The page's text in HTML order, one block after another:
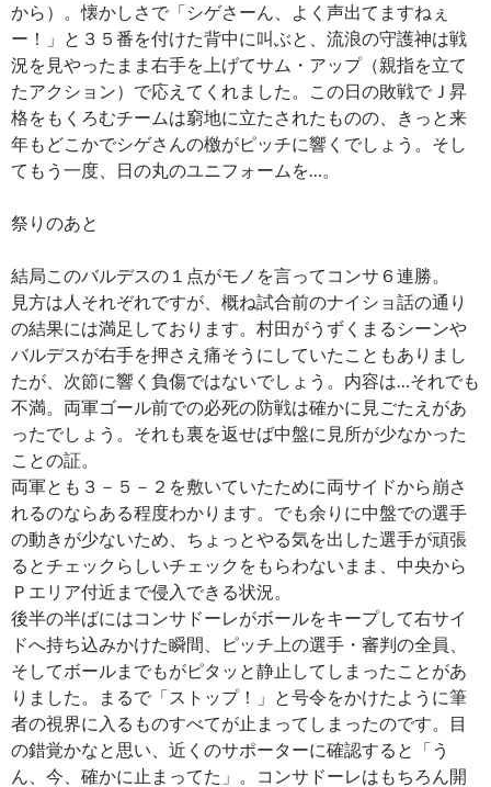
から）。懐かしさで「シゲさーん、よく声出てますねぇ
ー！」と３５番を付けた背中に叫ぶと、流浪の守護神は戦
況を見やったまま右手を上げてサム・アップ（親指を立て
たアクション）で応えてくれました。この日の敗戦でＪ昇
格をもくろむチームは窮地に立たされたものの、きっと来
年もどこかでシゲさんの檄がピッチに響くでしょう。そし
てもう一度、日の丸のユニフォームを…。
祭りのあと
結局このバルデスの１点がモノを言ってコンサ６連勝。
見方は人それぞれですが、概ね試合前のナイショ話の通り
の結果には満足しております。村田がうずくまるシーンや
バルデスが右手を押さえ痛そうにしていたこともありまし
たが、次節に響く負傷ではないでしょう。内容は…それでも
不満。両軍ゴール前での必死の防戦は確かに見ごたえがあ
ったでしょう。それも裏を返せば中盤に見所が少なかった
ことの証。
両軍とも３－５－２を敷いていたために両サイドから崩さ
れるのならある程度わかります。でも余りに中盤での選手
の動きが少ないため、ちょっとやる気を出した選手が頑張
るとチェックらしいチェックをもらわないまま、中央から
Ｐエリア付近まで侵入できる状況。
後半の半ばにはコンサドーレがボールをキープして右サイ
ドへ持ち込みかけた瞬間、ピッチ上の選手・審判の全員、
そしてボールまでもがピタッと静止してしまったことがあ
りました。まるで「ストップ！」と号令をかけたように筆
者の視界に入るものすべてが止まってしまったのです。目
の錯覚かなと思い、近くのサポーターに確認すると「う
ん、今、確かに止まってた」。コンサドーレはもちろん開